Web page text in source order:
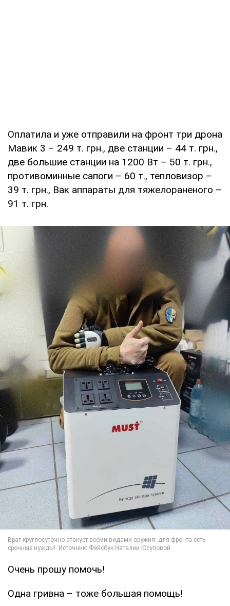
Оплатила и уже отправили на фронт три дрона
Мавик 3 – 249 т. грн., две станции – 44 т. грн.,
две большие станции на 1200 Вт – 50 т. грн.,
противоминные сапоги – 60 т., тепловизор –
39 т. грн., Вак аппараты для тяжелораненого –
91 т. грн.
Очень прошу помочь!
Одна гривна – тоже большая помощь!